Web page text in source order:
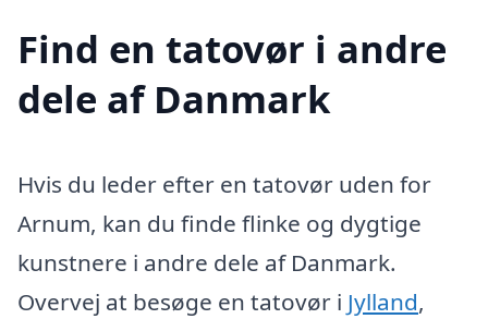
Find en tatovør i andre
dele af Danmark
Hvis du leder efter en tatovør uden for
Arnum, kan du finde flinke og dygtige
kunstnere i andre dele af Danmark.
Overvej at besøge en tatovør i Jylland,